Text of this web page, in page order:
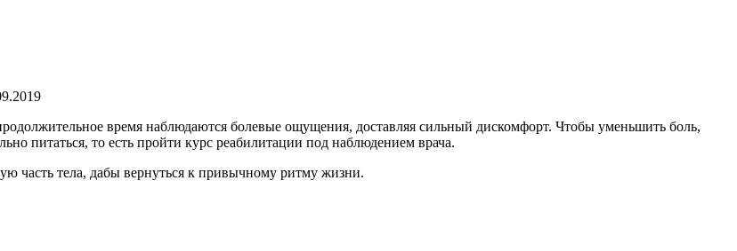
время наблюдаются болевые ощущения, доставляя сильный дискомфорт. Чтобы уменьшить боль,
питаться, то есть пройти курс реабилитации под наблюдением врача.
часть тела, дабы вернуться к привычному ритму жизни.